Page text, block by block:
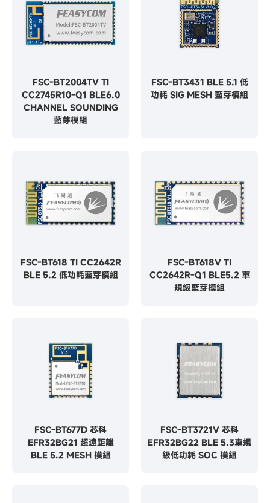
FSC-BT2004TV TI
CC2745R10-Q1 BLE6.0
CHANNEL SOUNDING
藍芽模組
FSC-BT3431 BLE 5.1 低
功耗 SIG MESH 藍芽模組
FSC-BT618 TI CC2642R
BLE 5.2 低功耗藍芽模組
FSC-BT618V TI
CC2642R-Q1 BLE5.2 車
規級藍芽模組
FSC-BT677D 芯科
EFR32BG21 超遠距離
BLE 5.2 MESH 模組
FSC-BT3721V 芯科
EFR32BG22 BLE 5.3車規
級低功耗 SOC 模組